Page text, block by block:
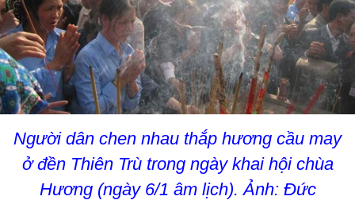
Người dân chen nhau thắp hương cầu may
ở đền Thiên Trù trong ngày khai hội chùa
Hương (ngày 6/1 âm lịch). Ảnh: Đức